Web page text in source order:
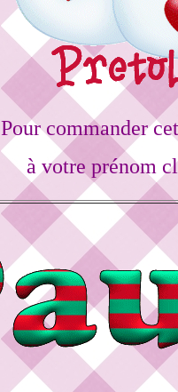
Pour commander
à votre prénom